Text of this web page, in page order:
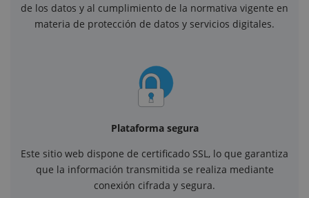
de los datos y al cumplimiento de la normativa vigente en
materia de protección de datos y servicios digitales.
Plataforma segura
Este sitio web dispone de certificado SSL, lo que garantiza
que la información transmitida se realiza mediante
conexión cifrada y segura.